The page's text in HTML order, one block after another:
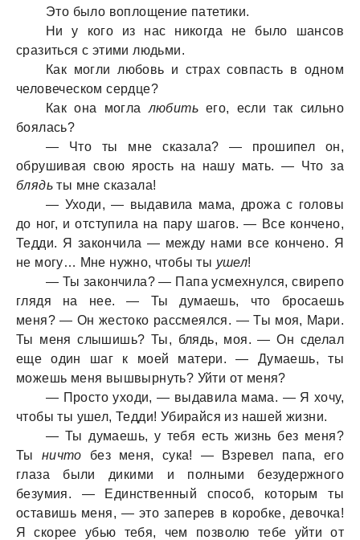
Это было воплощение патетики.
Ни у кого из нас никогда не было шансов
сразиться с этими людьми.
Как могли любовь и страх совпасть в одном
человеческом сердце?
Как она могла любитьего, если так сильно
боялась?
— Что ты мне сказала? — прошипел он,
обрушивая свою ярость на нашу мать. — Что за
блядь ты мне сказала!
— Уходи, — выдавила мама, дрожа с головы
до ног, и отступила на пару шагов. — Все кончено,
Тедди. Я закончила — между нами все кончено. Я
не могу… Мне нужно, чтобы ты ушел!
— Ты закончила? — Папа усмехнулся, свирепо
глядя на нее. — Ты думаешь, что бросаешь
меня? — Он жестоко рассмеялся. — Ты моя, Мари.
Ты меня слышишь? Ты, блядь, моя. — Он сделал
еще один шаг к моей матери. — Думаешь, ты
можешь меня вышвырнуть? Уйти от меня?
— Просто уходи, — выдавила мама. — Я хочу,
чтобы ты ушел, Тедди! Убирайся из нашей жизни.
— Ты думаешь, у тебя есть жизнь без меня?
Ты ничто без меня, сука! — Взревел папа, его
глаза были дикими и полными безудержного
безумия. — Единственный способ, которым ты
оставишь меня, — это заперев в коробке, девочка!
Я скорее убью тебя, чем позволю тебе уйти от